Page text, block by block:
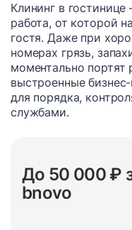
Клининг в
работа, от которой
гостя. Даже при
номерах грязь,
моментально
выстроенные
для порядка,
службами.
До 50 000 ₽
bnovo